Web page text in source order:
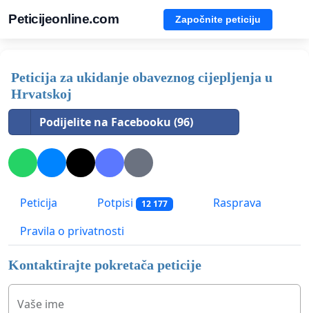
Peticijeonline.com Započnite peticiju
Peticija za ukidanje obaveznog cijepljenja u
Hrvatskoj
Podijelite na Facebooku (96)
Peticija Potpisi 12 177
Rasprava
Pravila o privatnosti
Kontaktirajte pokretača peticije
Vaše ime